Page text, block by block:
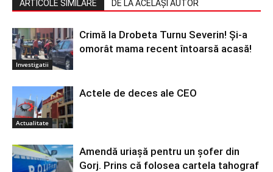
ARTICOLE SIMILARE DE LA ACELAȘI AUTOR
Investigatii
Crimă la Drobeta Turnu Severin! Și-a
omorât mama recent întoarsă acasă!
Actualitate
Actele de deces ale CEO
Amendă uriașă pentru un șofer din
Gorj. Prins că folosea cartela tahograf